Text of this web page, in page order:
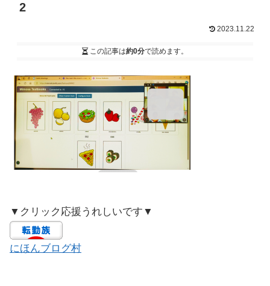
2
2023.11.22
この記事は約0分で読めます。
▼クリック応援うれしいです▼
にほんブログ村